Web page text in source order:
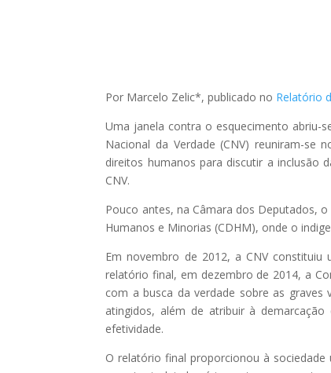
Por Marcelo Zelic*, publicado no Relatório
Uma janela contra o esquecimento abriu-
Nacional da Verdade (CNV) reuniram-se
direitos humanos para discutir a inclusão
CNV.
Pouco antes, na Câmara dos Deputados,
Humanos e Minorias (CDHM), onde o
Em novembro de 2012, a CNV
relatório final, em dezembro de 2014, a
com a busca da verdade sobre as
atingidos, além de atribuir à
efetividade.
O relatório final proporcionou à